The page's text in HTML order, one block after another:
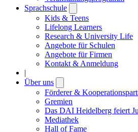
Sprachschule
submenu
Kids & Teens
Lifelong Learners
Research & University Life
Angebote für Schulen
Angebote für Firmen
Kontakt & Anmeldung
|
Über uns
submenu
Förderer &
Gremien
Das DAI Heidelberg feiert
Mediathek
Hall of Fame